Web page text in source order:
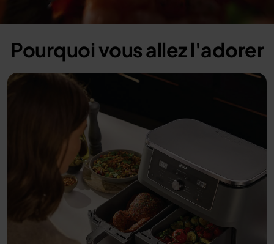
Unmute
Pourquoi vous allez l'adorer